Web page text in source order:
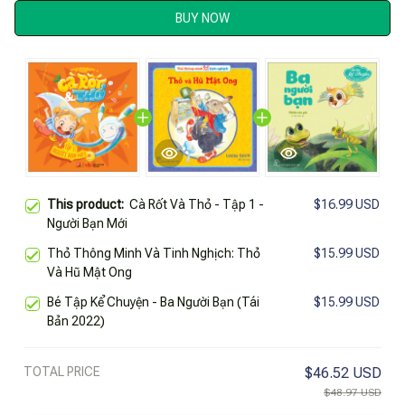
BUY NOW
This product: Cà Rốt Và Thỏ - Tập 1 -
Người Bạn Mới
$16.99 USD
Thỏ Thông Minh Và Tinh Nghịch: Thỏ
Và Hũ Mật Ong
$15.99 USD
Bé Tập Kể Chuyện - Ba Người Bạn (Tái
Bản 2022)
$15.99 USD
TOTAL PRICE $46.52 USD
$48.97 USD